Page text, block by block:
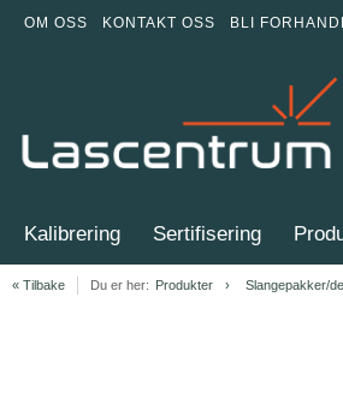
OM OSS KONTAKT OSS BLI
Kalibrering Sertifisering
« Tilbake Du er her: Produkter Slangepakker/